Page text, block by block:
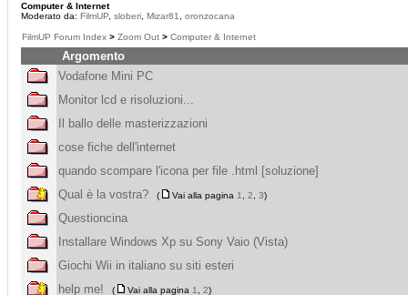
Computer & Internet
Moderato da: FilmUP sloberi Mizar81 oronzocana
FilmUP Forum Index > Zoom Out > Computer & Internet
Argomento
Vodafone Mini PC
Monitor lcd e risoluzioni...
Il ballo delle masterizzazioni
cose fiche dell'internet
quando scompare l'icona per file .html [soluzione]
Qual è la vostra?
( Vai alla pagina 1 2 3)
Questioncina
Installare Windows Xp su Sony Vaio (Vista)
Giochi Wii in italiano su siti esteri
help me!
( Vai alla pagina 1 2)